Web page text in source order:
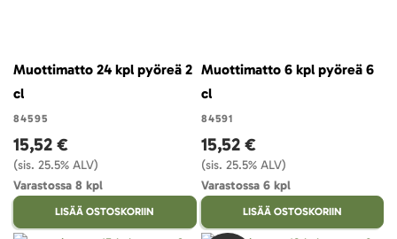
Muottimatto 24 kpl pyöreä 2
cl
84595
15,52 €
(sis. 25.5% ALV)
Varastossa 8 kpl
LISÄÄ OSTOSKORIIN
Muottimatto 6 kpl pyöreä 6
cl
84591
15,52 €
(sis. 25.5% ALV)
Varastossa 6 kpl
LISÄÄ OSTOSKORIIN